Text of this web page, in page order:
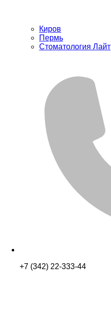
Киров
Пермь
Стоматология Лайт
+7 (342) 22-333-44